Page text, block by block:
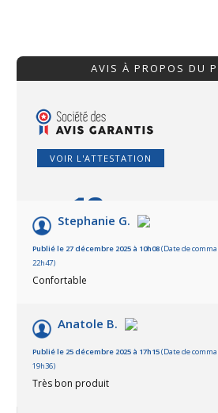
AVIS À PROPOS DU
VOIR L'ATTESTATION
10/10
Basé sur 2 avis
Stephanie G.
Publié le 27 décembre 2025 à 10h08(Date de
22h47)
Confortable
Anatole B.
Publié le 25 décembre 2025 à 17h15(Date de
19h36)
Très bon produit